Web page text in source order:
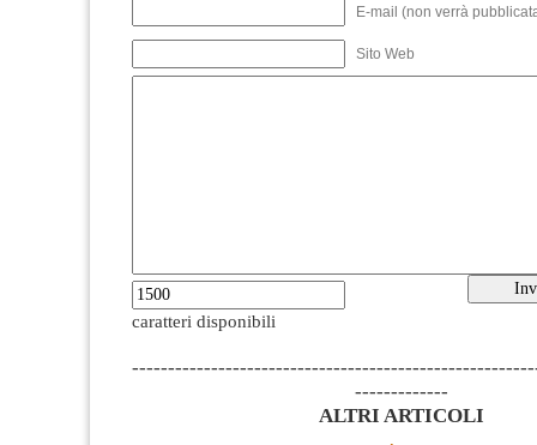
E-mail (non verrà
Sito Web
caratteri disponibili
-------------
ALTRI ARTICOLI